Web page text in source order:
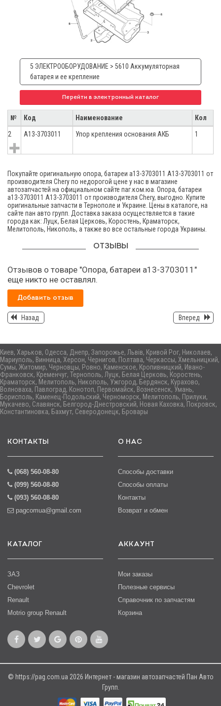
5 ЭЛЕКТРООБОРУДОВАНИЕ > 5610 Аккумуляторная
батарея и ее крепление
Перейти в электронный каталог
№ Код Наименование Кол
2 A13-3703011 Упор крепления основания АКБ 1
Покупайте оригинальную опора, батареи а13-3703011 A13-3703011 от
производителя Chery по недорогой цене у нас в магазине
автозапчастей на официальном сайте паг.ком.юа. Опора, батареи
а13-3703011 A13-3703011 от производителя Chery, выгодно. Купите
оригинальные запчасти в Тернополе и Украине. Цены в каталоге, на
сайте пан авто групп. Доставка заказа осуществляется в такие
города как: Луцк, Белая Церковь, Коростень, Краматорск,
Мелитополь, Никополь, а также во все остальные города Украины.
ОТЗЫВЫ
Отзывов о товаре "Опора, батареи а13-3703011"
еще никто не оставлял.
Добавить отзыв
Назад Вперед
Киев, Харьков, Одесса, Днепр, Запорожье, Львів, Кривой Рог, Николаев,
Мариуполь, Винница, Херсон, Чернигов, Полтава, Черкассы, Хмельницкий,
Сумы, Житомир, Черновцы, Ровно, Каменское, Кропивницкий, Ивано-
Франковск, Кременчуг, Тернополь, Луцк, Белая Церковь, Коростень,
Краматорск, Мелитополь, Никополь, Ужгород, Бердянск, Курахово,
Волноваха, Павлоград, Конотоп, Первомайск, Вознесенск, Умань,
Борисполь, Каменец-Подольский, Черноморск, Мелитополь, Прилуки,
Мукачево, Славянск, Белгород-Днестровский, Новая Каховка, Покровск,
Константиновка, Бахмут, Северодонецк, Бровары
КОНТАКТЫ
(068) 560-08-80
(099) 560-08-80
(093) 560-08-80
pagcomua@gmail.com
О НАС
Способы доставки
Способы оплаты
Контакты
Возврат и обмен
КАТАЛОГ
ЗАЗ
Chevrolet
Renault
Motrio group Renault
АККАУНТ
Мои заказы
Полезные сервисы
Справочник по запчастям
Корзина
© https://pag.com.ua 2026 Интернет - магазин автозапчастей Пан Авто
Групп.